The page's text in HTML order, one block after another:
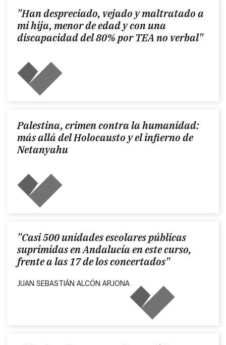
"Han despreciado, vejado y maltratado a
mi hija, menor de edad y con una
discapacidad del 80% por TEA no verbal"
Palestina, crimen contra la humanidad:
más allá del Holocausto y el infierno de
Netanyahu
"Casi 500 unidades escolares públicas
suprimidas en Andalucía en este curso,
frente a las 17 de los concertados"
JUAN SEBASTIÁN ALCÓN ARJONA